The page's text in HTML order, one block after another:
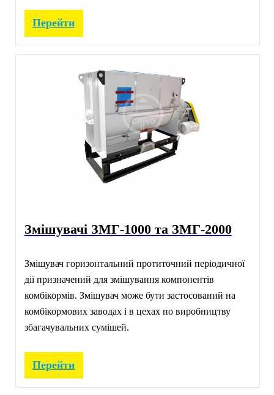
Перейти
Змішувачі ЗМГ-1000 та ЗМГ-2000
Змішувач горизонтальний протиточний періодичної
дії призначений для змішування компонентів
комбікормів. Змішувач може бути застосований на
комбікормових заводах і в цехах по виробництву
збагачувальних сумішей.
Перейти